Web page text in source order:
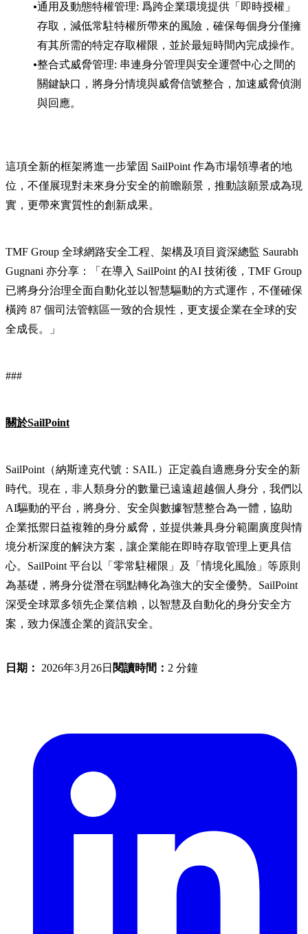
通用及動態特權管理: 爲跨企業環境提供「即時授權」
存取，減低常駐特權所帶來的風險，確保每個身分僅擁
有其所需的特定存取權限，並於最短時間內完成操作。
整合式威脅管理: 串連身分管理與安全運營中心之間的
關鍵缺口，將身分情境與威脅信號整合，加速威脅偵測
與回應。
這項全新的框架將進一步鞏固 SailPoint 作為市場領導者的地
位，不僅展現對未來身分安全的前瞻願景，推動該願景成為現
實，更帶來實質性的創新成果。
TMF Group 全球網路安全工程、架構及項目資深總監 Saurabh
Gugnani 亦分享：「在導入 SailPoint 的AI 技術後，TMF Group
已將身分治理全面自動化並以智慧驅動的方式運作，不僅確保
橫跨 87 個司法管轄區一致的合規性，更支援企業在全球的安
全成長。」
###
關於SailPoint
SailPoint（納斯達克代號：SAIL）正定義自適應身分安全的新
時代。現在，非人類身分的數量已遠遠超越個人身分，我們以
AI驅動的平台，將身分、安全與數據智慧整合為一體，協助
企業抵禦日益複雜的身分威脅，並提供兼具身分範圍廣度與情
境分析深度的解決方案，讓企業能在即時存取管理上更具信
心。SailPoint 平台以「零常駐權限」及「情境化風險」等原則
為基礎，將身分從潛在弱點轉化為強大的安全優勢。SailPoint
深受全球眾多領先企業信賴，以智慧及自動化的身分安全方
案，致力保護企業的資訊安全。
日期： 2026年3月26日 閱讀時間： 2 分鐘